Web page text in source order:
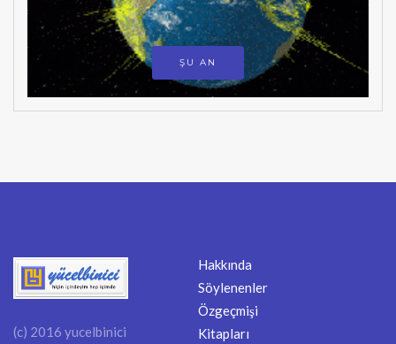
ŞU AN
(c) 2016 yucelbinici
Hakkında
Söylenenler
Özgeçmişi
Kitapları